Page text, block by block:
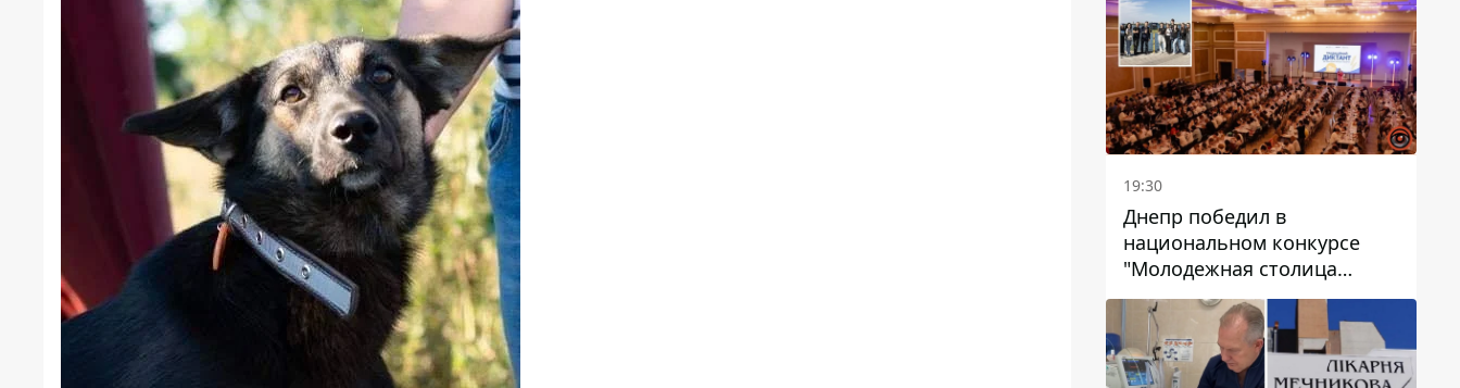
19:30
Днепр победил в
национальном конкурсе
"Молодежная столица
Украины – 2026"